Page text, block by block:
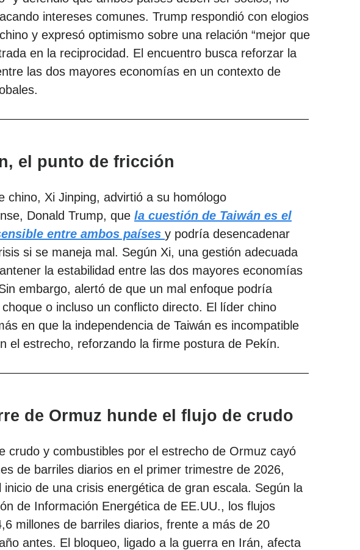
intereses comunes. Trump respondió con elogios
y expresó optimismo sobre una relación “mejor que
en la reciprocidad. El encuentro busca reforzar la
las dos mayores economías en un contexto de
el punto de fricción
chino, Xi Jinping, advirtió a su homólogo
Donald Trump, que la cuestión de Taiwán es el
entre ambos países y podría desencadenar
si se maneja mal. Según Xi, una gestión adecuada
la estabilidad entre las dos mayores economías
embargo, alertó de que un mal enfoque podría
o incluso un conflicto directo. El líder chino
en que la independencia de Taiwán es incompatible
el estrecho, reforzando la firme postura de Pekín.
de Ormuz hunde el flujo de crudo
crudo y combustibles por el estrecho de Ormuz cayó
de barriles diarios en el primer trimestre de 2026,
inicio de una crisis energética de gran escala. Según la
de Información Energética de EE.UU., los flujos
millones de barriles diarios, frente a más de 20
antes. El bloqueo, ligado a la guerra en Irán, afecta